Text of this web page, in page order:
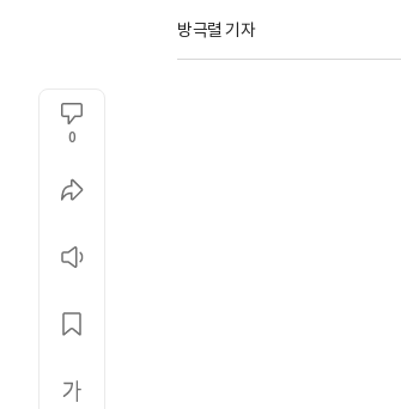
방극렬 기자
0